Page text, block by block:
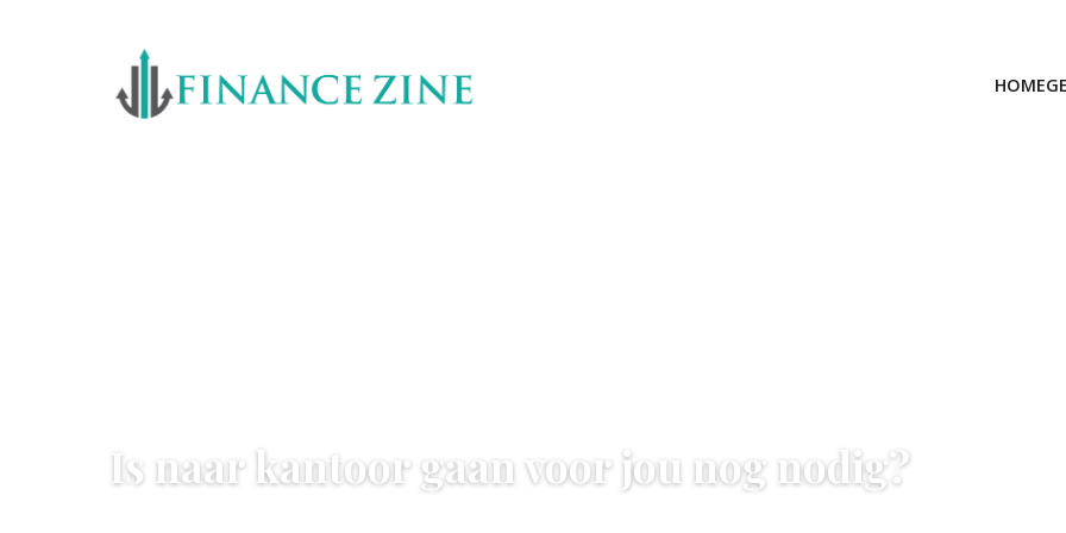
HOME
Is naar kantoor gaan voor jou nog nodig?